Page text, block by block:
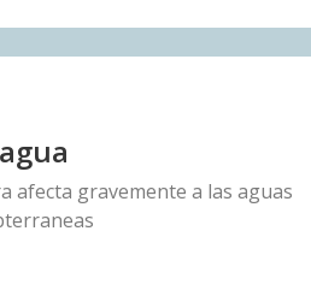
Ministro de
sobre políticos y
afecta gravemente a las aguas